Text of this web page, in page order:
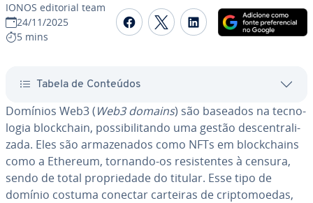
IONOS editorial team
24/11/2025
5 mins
Com­par­ti­lhar no
Com­par­ti­lhar no
Com­par­ti­lhar
Tabela de Conteúdos
Domínios Web3 (Web3 domains) são baseados na tec­no­
lo­gia block­chain, pos­si­bi­li­tando uma gestão des­cen­tra­li­
zada. Eles são ar­ma­ze­na­dos como NFTs em block­chains
como a Ethereum, tornando-os re­sis­ten­tes à censura,
sendo de total pro­pri­e­dade do titular. Esse tipo de
domínio costuma conectar carteiras de crip­to­mo­e­das,